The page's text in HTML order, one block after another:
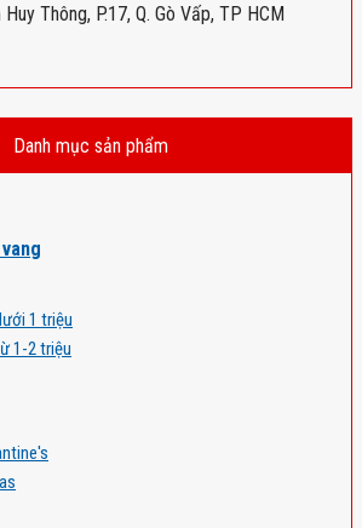
Thông, P.17, Q. Gò Vấp, TP HCM
Danh mục sản phẩm
1 triệu
1-2 triệu